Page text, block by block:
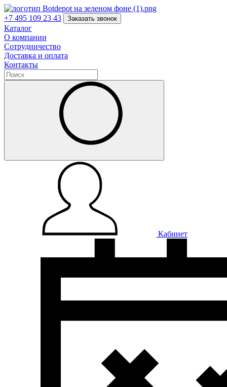
+7 495 109 23 43 Заказать звонок
Каталог
О компании
Сотрудничество
Доставка и оплата
Контакты
Кабинет